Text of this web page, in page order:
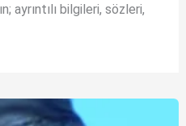
ayrıntılı bilgileri, sözleri,